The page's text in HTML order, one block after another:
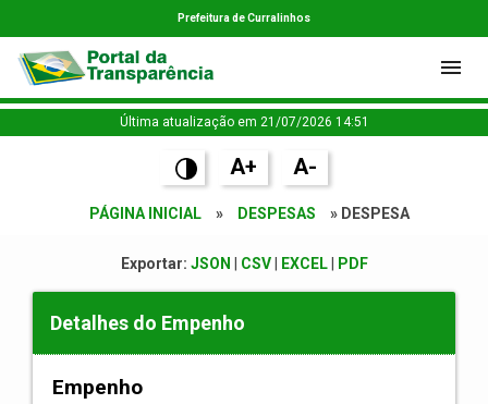
Prefeitura de Curralinhos
Última atualização em 21/07/2026 14:51
A+ A-
PÁGINA INICIAL » DESPESAS » DESPESA
Exportar: JSON CSV| EXCEL| PDF
Detalhes do Empenho
Empenho